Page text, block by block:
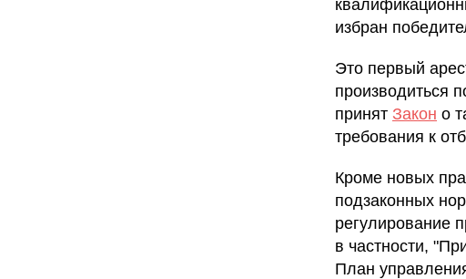
избран
Это первый
производиться
принят Закон о
требования к
Кроме новых
подзаконных
регулирование
в частности,
План